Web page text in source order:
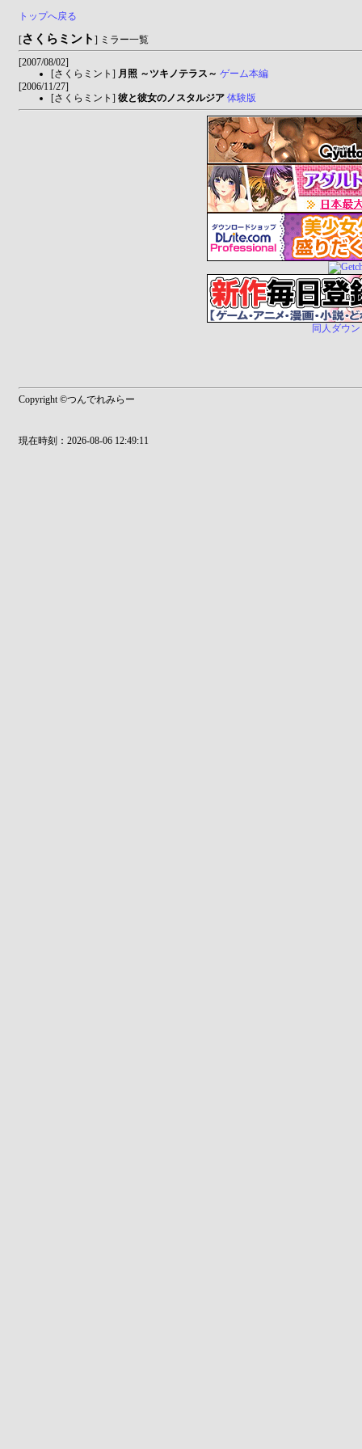
トップへ戻る
[さくらミント ] ミラー一覧
[2007/08/02]
[さくらミント] 月照 ～ツキノテラス～ ゲーム本編
[2006/11/27]
[さくらミント] 彼と彼女のノスタルジア 体験版
同人ダウ
Copyright ©つんでれみらー
現在時刻：2026-08-06 12:49:11